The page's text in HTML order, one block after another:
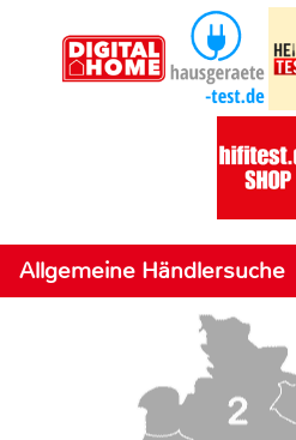
Allgemeine Händlersuche